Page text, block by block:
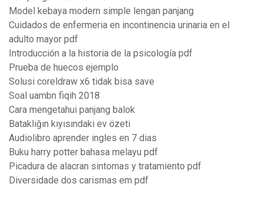
Model kebaya modern simple lengan panjang
Cuidados de enfermeria en incontinencia urinaria en el
adulto mayor pdf
Introducción a la historia de la psicología pdf
Prueba de huecos ejemplo
Solusi coreldraw x6 tidak bisa save
Soal uambn fiqih 2018
Cara mengetahui panjang balok
Bataklığın kıyısındaki ev özeti
Audiolibro aprender ingles en 7 dias
Buku harry potter bahasa melayu pdf
Picadura de alacran sintomas y tratamiento pdf
Diversidade dos carismas em pdf